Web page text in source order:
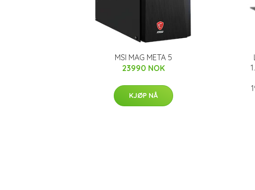
MSI MAG META 5
23990 NOK
KJØP NÅ